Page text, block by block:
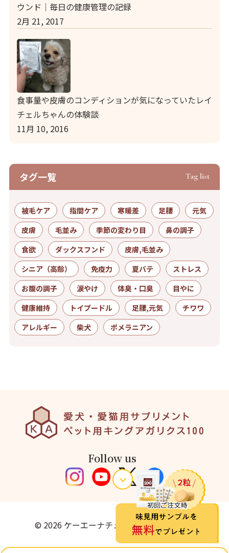
ウンド｜毎日の健康管理の記録
2月 21, 2017
食事量や皮膚のコンディションが気になっていたレイ
チェルちゃんの体験談
11月 10, 2016
タグ⼀覧 Tag list
被毛ケア 指間ケア 寒暖差 足腰
元気
皮膚
毛並み 季節の変わり目
鼻の調子
食欲
ダックスフンド
皮膚,毛並み
シニア（高齢）
免疫力 夏バテ
ストレス
お腹の調子
涙やけ 体臭・口臭
目やに
健康維持
トイプードル 足腰,元気
チワワ
アレルギー
柴犬 ポメラニアン
Follow us
© 2026 ケーエーナチュラルフーズ株式会社